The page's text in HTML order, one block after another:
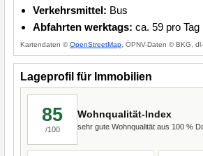
Verkehrsmittel: Bus
Abfahrten werktags: ca. 59 pro Tag
Kartendaten ©OpenStreetMap , ÖPNV-Daten © BKG,
Lageprofil für Immobilien
85
/100
Wohnqualität-Index
sehr gute Wohnqualität aus 100 %